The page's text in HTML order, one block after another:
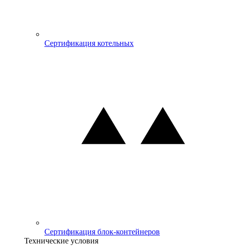
Сертификация котельных
Сертификация блок-контейнеров
Технические условия